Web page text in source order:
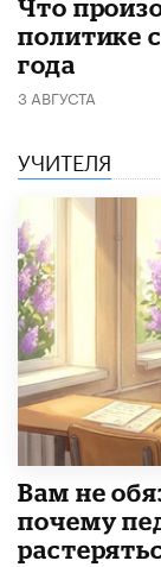
​Что
политике
года
3 АВГУСТА
УЧИТЕЛЯ
​Вам не
почему